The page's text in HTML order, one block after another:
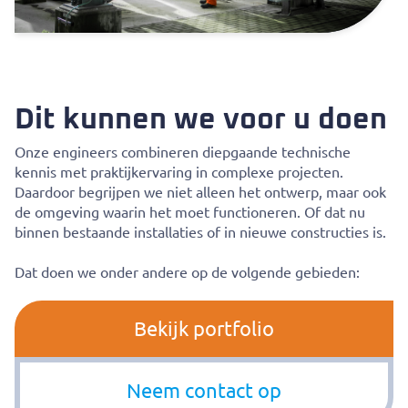
Dit kunnen we voor u doen
Onze engineers combineren diepgaande technische
kennis met praktijkervaring in complexe projecten.
Daardoor begrijpen we niet alleen het ontwerp, maar ook
de omgeving waarin het moet functioneren. Of dat nu
binnen bestaande installaties of in nieuwe constructies is.
Dat doen we onder andere op de volgende gebieden:
Bekijk portfolio
Neem contact op